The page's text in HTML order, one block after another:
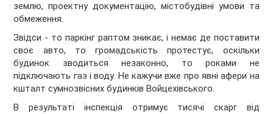
землю, проектну документацію, містобудівні умови та
обмеження.
Звідси - то паркінг раптом зникає, і немає де поставити
своє авто, то громадськість протестує, оскільки
будинок зводиться незаконно, то роками не
підключають газ і воду. Не кажучи вже про явні афери на
кшталт сумнозвісних будинків Войцехівського.
В результаті інспекція отримує тисячі скарг від